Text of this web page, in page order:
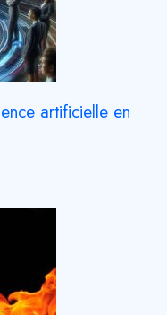
artificielle en